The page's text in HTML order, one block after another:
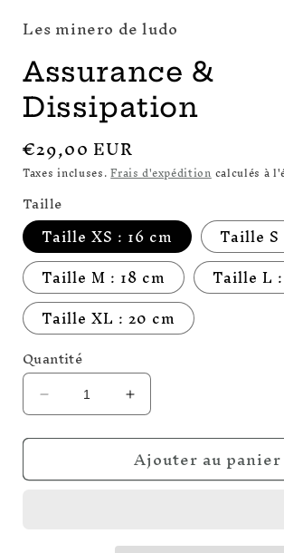
Les minero de ludo
Assurance &
Dissipation
Prix
habituel
€29,00 EUR
Taxes incluses.Frais d'expéditioncalculés à
Taille
Taille XS : 16 cm
Taille S
Taille M : 18 cm
Taille L
Taille XL : 20 cm
Quantité
Réduire
la
quantité
Assurance
Augmenter
la
quantité
de
Assurance
Ajouter au panier